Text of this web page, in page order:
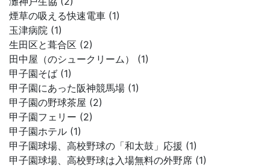
煙草の吸える快速電車 (1)
玉津病院 (1)
生田区と葺合区 (2)
田中屋（のシュークリーム） (1)
甲子園そば (1)
甲子園にあった阪神競馬場 (1)
甲子園の野球茶屋 (2)
甲子園フェリー (2)
甲子園ホテル (1)
甲子園球場、高校野球の「和太鼓」応援 (1)
甲子園球場、高校野球は入場無料の外野席 (1)